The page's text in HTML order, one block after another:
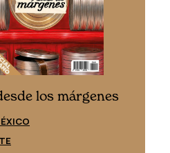
los márgenes